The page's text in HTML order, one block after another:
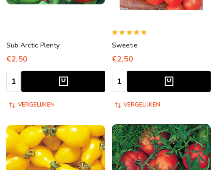
Sub Arctic Plenty
€2,50
Aantal:
VERGELIJKEN
Sweetie
€2,50
Aantal:
VERGELIJKEN